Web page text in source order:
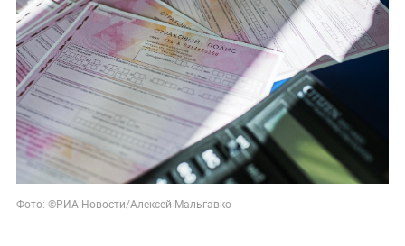
Фото: ©РИА Новости/Алексей Мальгавко